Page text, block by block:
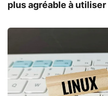
plus agréable à